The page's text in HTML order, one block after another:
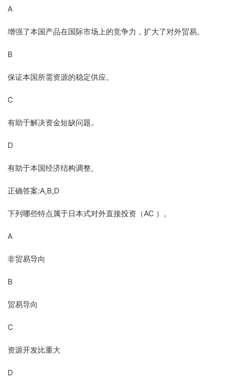
A
增强了本国产品在国际市场上的竞争力，扩大了对外贸易。
B
保证本国所需资源的稳定供应。
C
有助于解决资金短缺问题。
D
有助于本国经济结构调整。
正确答案:A,B,D
下列哪些特点属于日本式对外直接投资（AC ）。
A
非贸易导向
B
贸易导向
C
资源开发比重大
D